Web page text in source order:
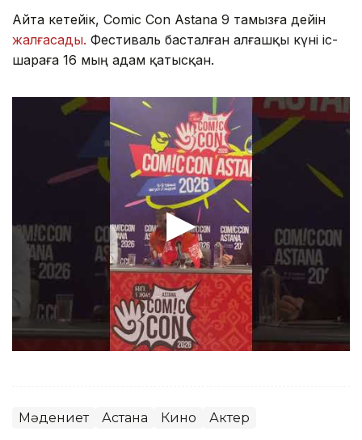
Айта кетейік, Comic Con Astana 9 тамызға дейін
жалғасады. Фестиваль басталған алғашқы күні іс-
шараға 16 мың адам қатысқан.
Мәдениет Астана Кино Актер